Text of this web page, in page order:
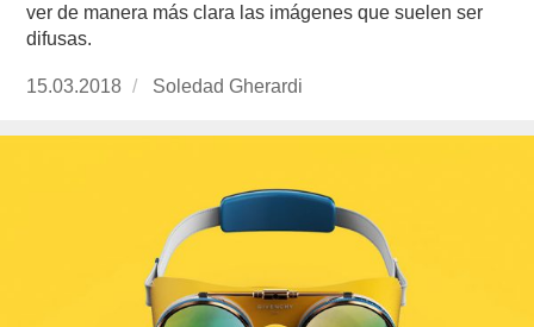
ver de manera más clara las imágenes que suelen ser
difusas.
Publicado
15.03.2018
https://www.experimenta.es/author/soledad-
Soledad Gherardi